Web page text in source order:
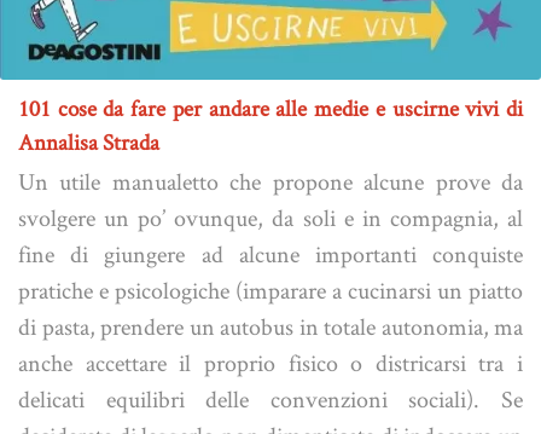
101 cose da fare per andare alle medie e uscirne vivi di
Annalisa Strada
Un utile manualetto che propone alcune prove da
svolgere un po’ ovunque, da soli e in compagnia, al
fine di giungere ad alcune importanti conquiste
pratiche e psicologiche (imparare a cucinarsi un piatto
di pasta, prendere un autobus in totale autonomia, ma
anche accettare il proprio fisico o districarsi tra i
delicati equilibri delle convenzioni sociali). Se